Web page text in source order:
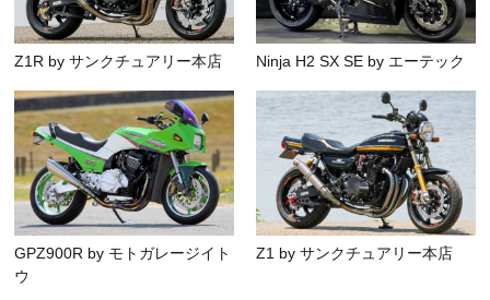
Z1R by サンクチュアリー本店 Ninja H2 SX SE by エーテック
GPZ900R by モトガレージイト
ウ
Z1 by サンクチュアリー本店